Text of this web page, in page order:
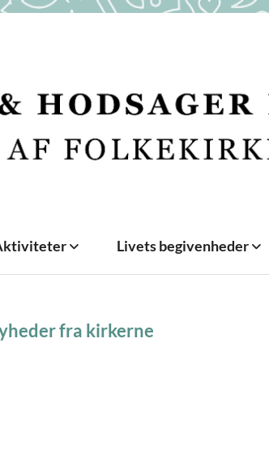
Livets begivenheder
fra kirkerne